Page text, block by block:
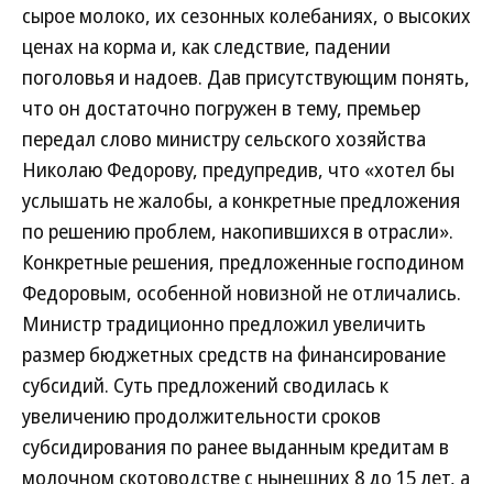
сырое молоко, их сезонных колебаниях, о высоких
ценах на корма и, как следствие, падении
поголовья и надоев. Дав присутствующим понять,
что он достаточно погружен в тему, премьер
передал слово министру сельского хозяйства
Николаю Федорову, предупредив, что «хотел бы
услышать не жалобы, а конкретные предложения
по решению проблем, накопившихся в отрасли».
Конкретные решения, предложенные господином
Федоровым, особенной новизной не отличались.
Министр традиционно предложил увеличить
размер бюджетных средств на финансирование
субсидий. Суть предложений сводилась к
увеличению продолжительности сроков
субсидирования по ранее выданным кредитам в
молочном скотоводстве с нынешних 8 до 15 лет, а